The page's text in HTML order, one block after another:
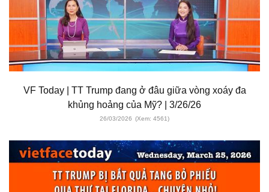
VF Today | TT Trump đang ở đâu giữa vòng xoáy đa
khủng hoảng của Mỹ? | 3/26/26
26/03/2026 (Xem: 4561)